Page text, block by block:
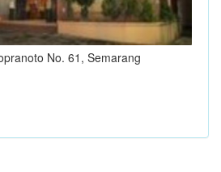
No. 61, Semarang